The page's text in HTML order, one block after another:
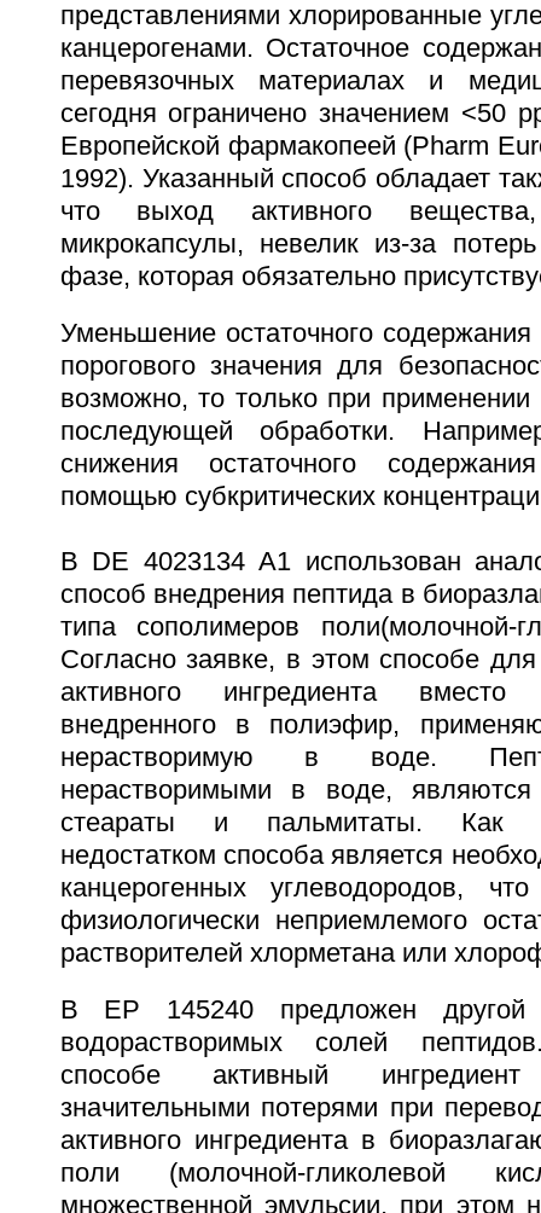
представлениями хлорированные
канцерогенами. Остаточное
перевязочных материалах и
сегодня ограничено значением <50
Европейской фармакопеей (Pharm
1992). Указанный способ обладает
что выход активного
микрокапсулы, невелик из-за
фазе, которая обязательно
Уменьшение остаточного
порогового значения для
возможно, то только при применении
последующей обработки.
снижения остаточного
помощью субкритических
B DE 4023134 A1 использован
способ внедрения пептида в
типа сополимеров поли(молочной-
Согласно заявке, в этом способе
активного ингредиента вместо
внедренного в полиэфир,
нерастворимую в воде.
нерастворимыми в воде,
стеараты и пальмитаты. Как
недостатком способа является
канцерогенных углеводородов,
физиологически неприемлемого
растворителей хлорметана или
В EP 145240 предложен другой
водорастворимых солей
способе активный
значительными потерями при
активного ингредиента в
поли (молочной-гликолевой
множественной эмульсии, при этом